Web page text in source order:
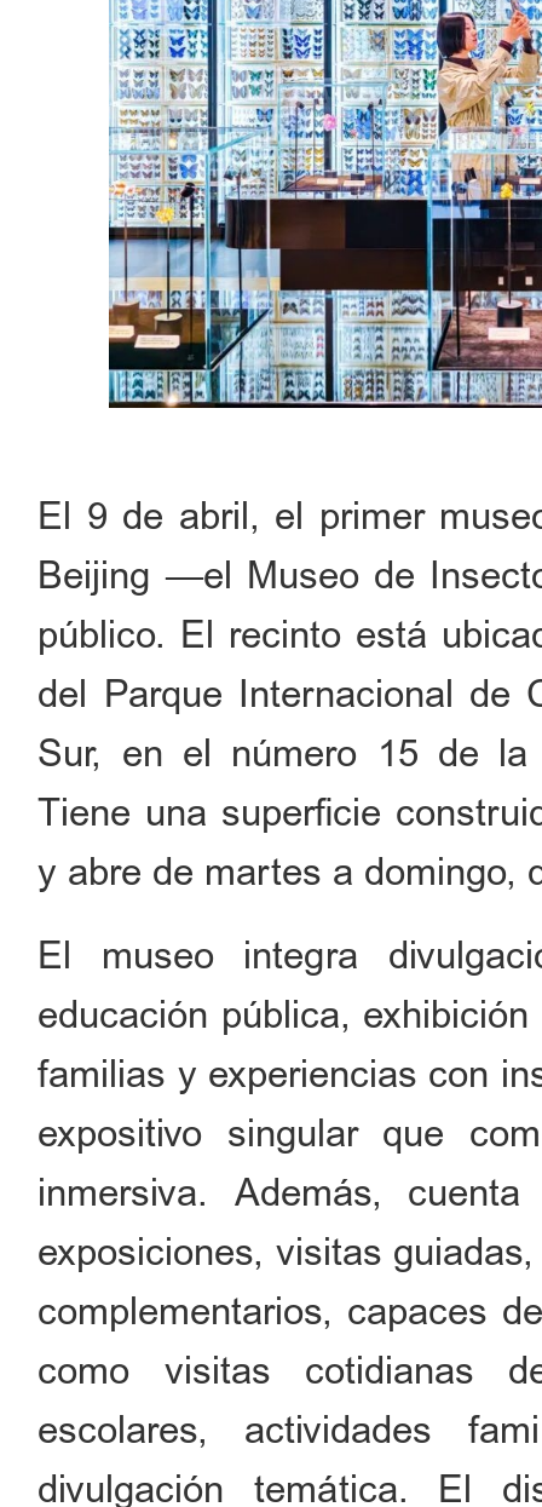
El 9 de abril, el primer
Beijing —el Museo de
público. El recinto está
del Parque Internacional de
Sur, en el número 15 de la
Tiene una superficie
y abre de martes a domingo,
El museo integra
educación pública,
familias y experiencias con
expositivo singular que
inmersiva. Además,
exposiciones, visitas
complementarios, capaces
como visitas cotidianas
escolares, actividades
divulgación temática. El